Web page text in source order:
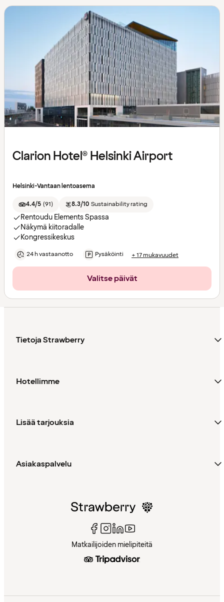
Clarion Hotel® Helsinki Airport
Helsinki-Vantaan lentoasema
4.4/5 (91) 8.3/10 Sustainability rating
Rentoudu Elements Spassa
Näkymä kiitoradalle
Kongressikeskus
24 h vastaanotto Pysäköinti + 17 mukavuudet
Valitse päivät
Tietoja Strawberry
Hotellimme
Lisää tarjouksia
Asiakaspalvelu
Matkailijoiden mielipiteitä